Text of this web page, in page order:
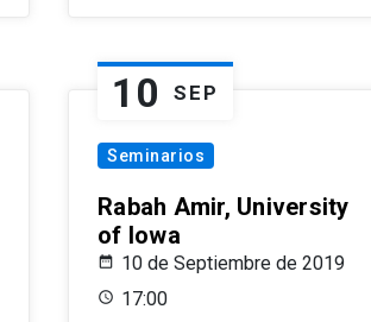
10 SEP
Seminarios
Rabah Amir, University
of Iowa
10 de Septiembre de 2019
17:00